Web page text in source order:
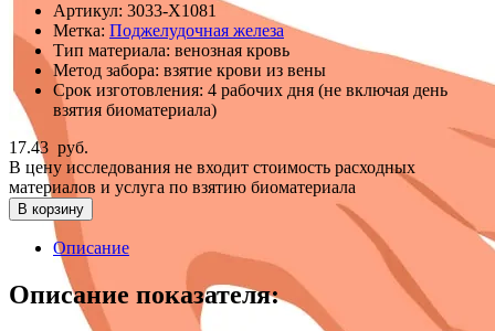
Артикул: 3033-Х1081
Метка: Поджелудочная железа
Тип материала: венозная кровь
Метод забора: взятие крови из вены
Срок изготовления: 4 рабочих дня (не включая день
взятия биоматериала)
17.43 руб.
В цену исследования не входит стоимость расходных
материалов и услуга по взятию биоматериала
В корзину
Описание
Описание показателя: